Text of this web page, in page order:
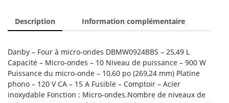
Description Information complémentaire
Danby – Four à micro-ondes DBMW0924BBS – 25,49 L
Capacité – Micro-ondes – 10 Niveau de puissance – 900 W
Puissance du micro-onde – 10,60 po (269,24 mm) Platine
phono – 120 V CA – 15 A Fusible – Comptoir – Acier
inoxydable Fonction : Micro-ondes.Nombre de niveaux de